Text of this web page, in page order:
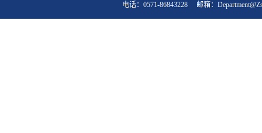
电话：0571-86843228 邮箱：